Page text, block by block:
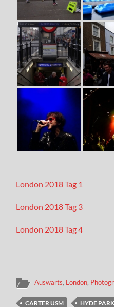
London 2018 Tag 1
London 2018 Tag 3
London 2018 Tag 4
Auswärts, London,
CARTER USM HYDE PARK